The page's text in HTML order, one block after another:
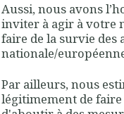
Aussi, nous avons
inviter à agir à votre
faire de la survie des
nationale/
Par ailleurs, nous
légitimement de faire